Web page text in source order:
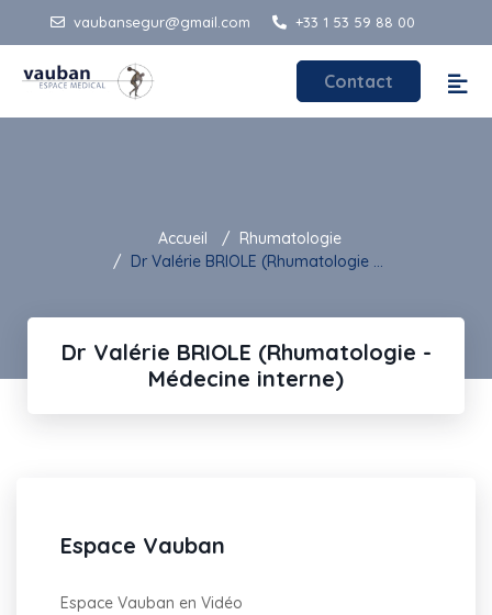
vaubansegur@gmail.com +33 1 53 59 88 00
Contact
Accueil
Rhumatologie
Dr Valérie BRIOLE (Rhumatologie ...
Dr Valérie BRIOLE (Rhumatologie -
Médecine interne)
Espace Vauban
Espace Vauban en Vidéo